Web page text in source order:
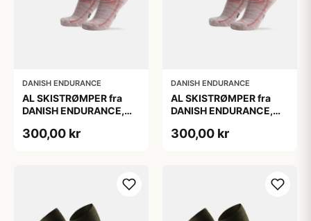
DANISH ENDURANCE
AL SKISTRØMPER fra
DANISH ENDURANCE,
300,00 kr
DANISH ENDURANCE
AL SKISTRØMPER fra
DANISH ENDURANCE,
300,00 kr